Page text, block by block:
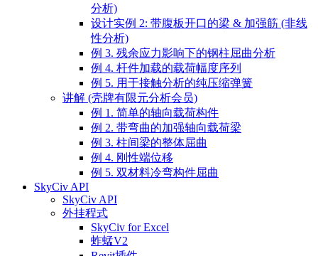
分析)
设计实例 2: 带腹板开口的梁 & 加强筋 (非线
性分析)
例 3. 残余应力影响下的钢柱屈曲分析
例 4. 杆件加载的载荷幅度序列
例 5. 用于接触分析的纯压缩弹簧
讲解 (壳牌有限元分析会员)
例 1. 简单的轴向载荷构件
例 2. 带弯曲的加强轴向载荷梁
例 3. 柱间梁的整体屈曲
例 4. 刚性端位移
例 5. 双材料冷弯构件屈曲
SkyCiv API
SkyCiv API
外挂程式
SkyCiv for Excel
蚱蜢V2